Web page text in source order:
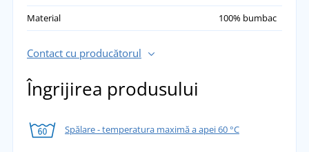
Material
100% bumbac
Contact cu producătorul
Îngrijirea produsului
Spălare - temperatura maximă a apei 60 °C